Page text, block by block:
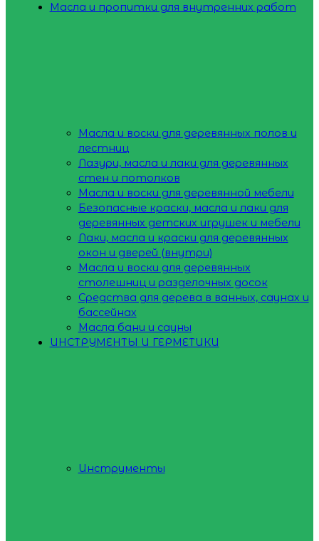
Масла и пропитки для внутренних работ
Масла и воски для деревянных полов и
лестниц
Лазури, масла и лаки для деревянных
стен и потолков
Масла и воски для деревянной мебели
Безопасные краски, масла и лаки для
деревянных детских игрушек и мебели
Лаки, масла и краски для деревянных
окон и дверей (внутри)
Масла и воски для деревянных
столешниц и разделочных досок
Средства для дерева в ванных, саунах и
бассейнах
Масла бани и сауны
ИНСТРУМЕНТЫ И ГЕРМЕТИКИ
Инструменты